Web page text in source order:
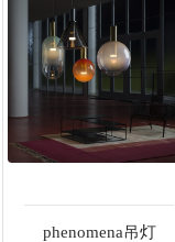
phenomena吊灯